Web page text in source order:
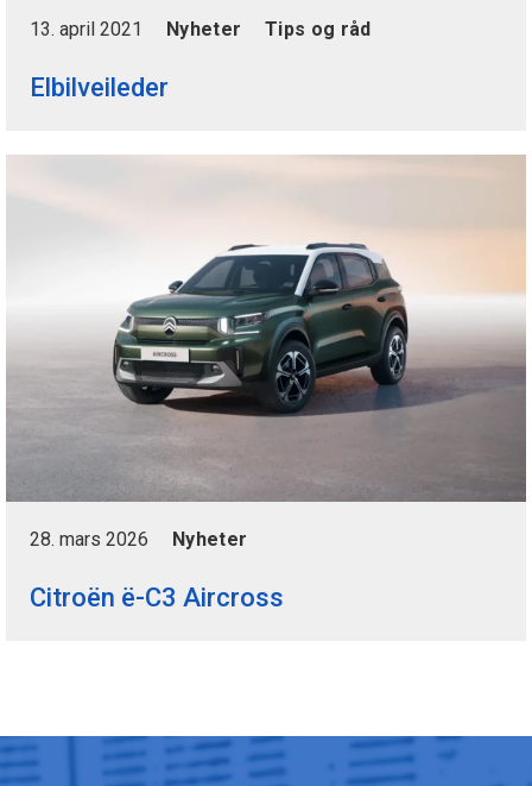
13. april 2021 Nyheter Tips og råd
Elbilveileder
28. mars 2026 Nyheter
Citroën ë-C3 Aircross